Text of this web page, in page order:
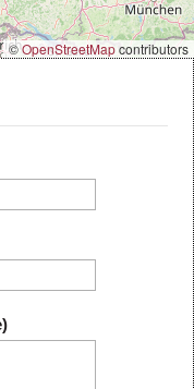
©OpenStreetMapcontributors